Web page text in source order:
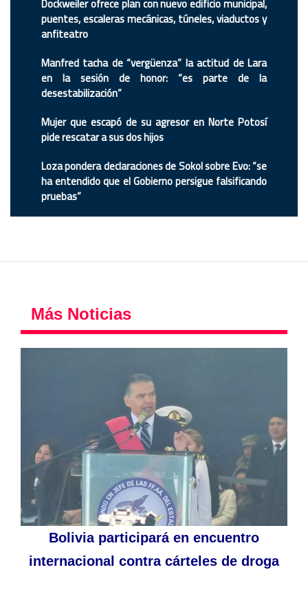
puentes, escaleras mecánicas, túneles, viaductos y
anfiteatro
Manfred tacha de “vergüenza” la actitud de Lara
en la sesión de honor: “es parte de la
desestabilización”
Mujer que escapó de su agresor en Norte Potosí
pide rescatar a sus dos hijos
Loza pondera declaraciones de Sokol sobre Evo: “se
ha entendido que el Gobierno persigue falsificando
pruebas”
Más Noticias
Bolivia participará en encuentro
internacional contra cárteles de droga